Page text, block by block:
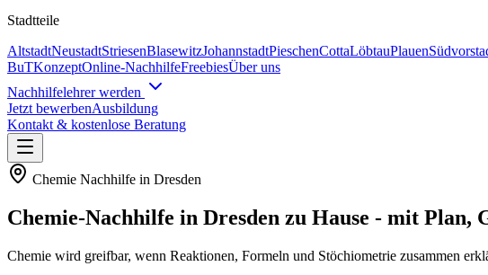
Stadtteile
AltstadtNeustadtStriesenBlasewitzJohannstadtPieschenCottaLöbtauPlauen
BuTKonzeptOnline-NachhilfeFreebiesÜber uns
Nachhilfelehrer werden
Jetzt bewerbenAusbildung
Kontakt & kostenlose Beratung
Chemie Nachhilfe in Dresden
Chemie-Nachhilfe in Dresden zu Hause - mit Plan,
Chemie wird greifbar, wenn Reaktionen, Formeln und Stöchiometrie zusammen